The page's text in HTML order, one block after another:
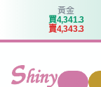
黃金
買4,341.3
賣4,343.3